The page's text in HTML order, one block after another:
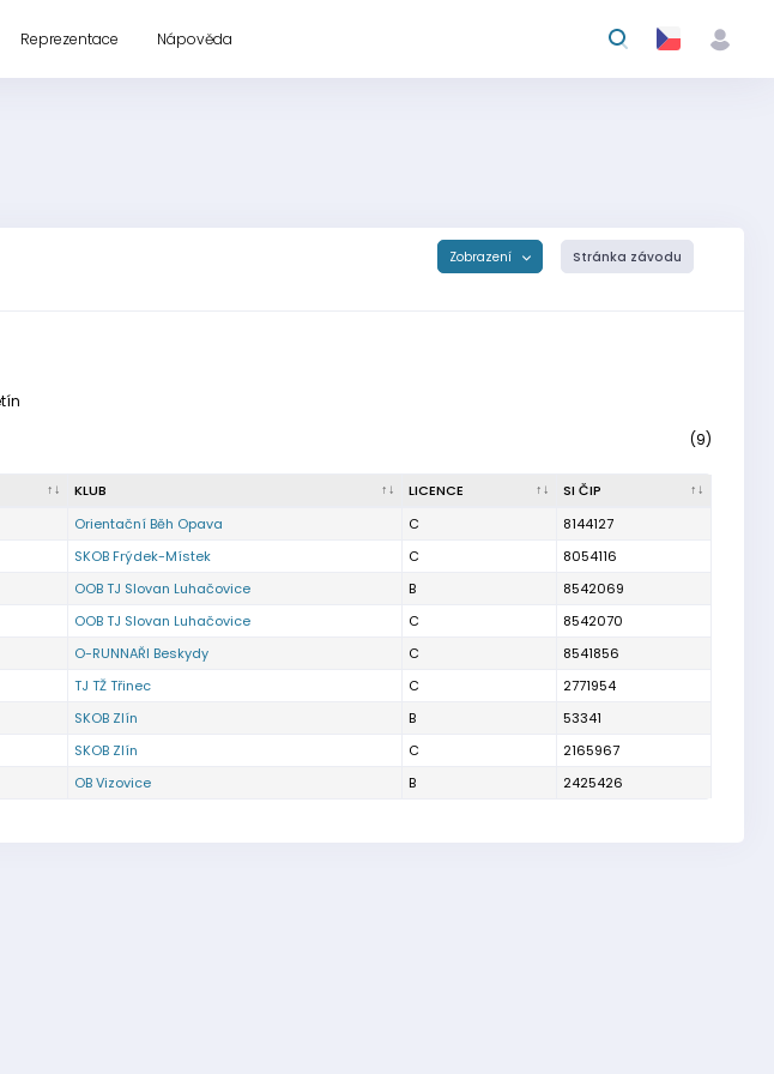
Reprezentace Nápověda
Zobrazení Stránka závodu
(9)
KLUB LICENCE
SI ČIP
Orientační Běh Opava C
8144127
SKOB Frýdek-Místek C
8054116
OOB TJ Slovan Luhačovice B
8542069
OOB TJ Slovan Luhačovice C
8542070
O-RUNNAŘI Beskydy C
8541856
TJ TŽ Třinec C
2771954
SKOB Zlín B
53341
SKOB Zlín C
2165967
OB Vizovice B 2425426